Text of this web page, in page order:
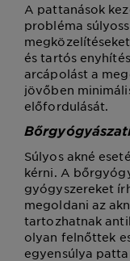
A pattanások
probléma
és tartós
arcápolást a
jövőben
előfordulását.
Súlyos akné
kérni. A
gyógyszereket
megoldani az
tartozhatnak
olyan felnőttek
egyensúlya